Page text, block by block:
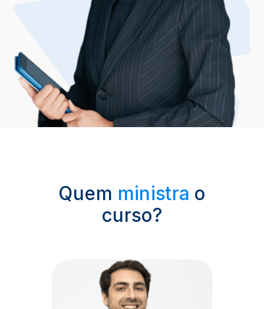
Quem ministra o
curso?